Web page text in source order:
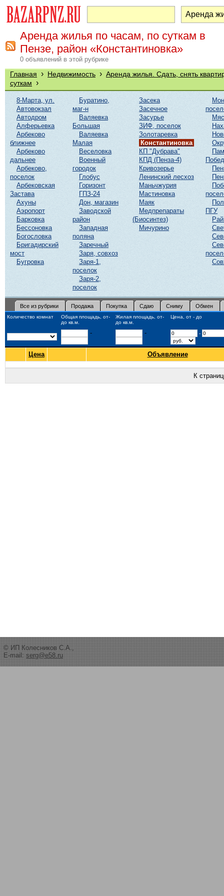
Аренда жилья по часам, по суткам в
Пензе, район «Константиновка»
0 объявлений в этой рубрике
Главная › Недвижимость › Аренда жилья. Сдать, снять
суткам ›
8-Марта, ул.
Автовокзал
Автодром
Алферьевка
Арбеково
ближнее
Арбеково
дальнее
Арбеково,
поселок
Арбековская
Застава
Ахуны
Аэропорт
Барковка
Бессоновка
Богословка
Бригадирский
мост
Бугровка
Буратино,
маг-н
Валяевка
Большая
Валяевка
Малая
Веселовка
Военный
городок
Глобус
Горизонт
ГПЗ-24
Дон, магазин
Заводской
район
Западная
поляна
Заречный
Заря, совхоз
Заря-1,
поселок
Заря-2,
поселок
Засека
Засечное
Засурье
ЗИФ, поселок
Золотаревка
Константиновка
КП "Дубрава"
КПД (Пенза-4)
Кривозерье
Ленинский лесхоз
Маньчжурия
Мастиновка
Маяк
Медпрепараты
(Биосинтез)
Мичурино
ПГУ
Все из рубрики Продажа Покупка Сдаю Сниму Обмен
Количество комнат
Общая площадь, от-
до кв.м.
Жилая площадь, от-
до кв.м.
Цена, от - до
- - -
Цена Объявление
К
© ИП Колесников С.А.,
E-mail: serg@e58.ru